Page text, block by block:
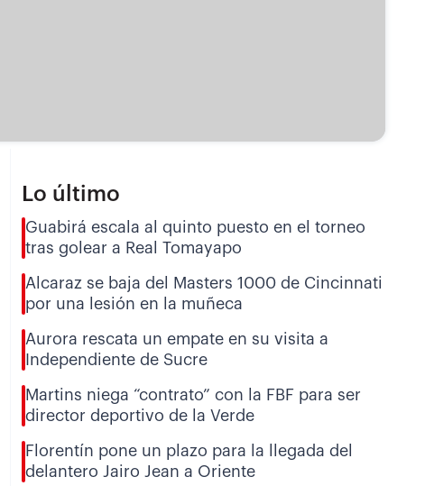
Lo último
Guabirá escala al quinto puesto en el torneo
tras golear a Real Tomayapo
Alcaraz se baja del Masters 1000 de Cincinnati
por una lesión en la muñeca
Aurora rescata un empate en su visita a
Independiente de Sucre
Martins niega “contrato” con la FBF para ser
director deportivo de la Verde
Florentín pone un plazo para la llegada del
delantero Jairo Jean a Oriente